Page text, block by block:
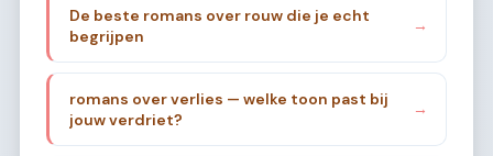
De beste romans over rouw die je echt
begrijpen
→
romans over verlies — welke toon past bij
jouw verdriet?
→